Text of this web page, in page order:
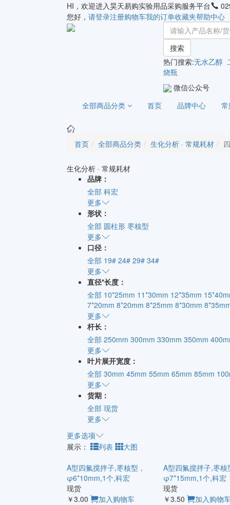
HI，欢迎进入昊天易购实验用品采购服务平台
您好， 请登录注册购物车我的订单收藏夹帮助中心
搜索
热门搜索:无水乙醇
烧瓶
微信公众号
全部商品分类
首页 品牌中心
首页 全部商品分类 生化分析 · 常规耗材
生化分析 · 常规耗材
品牌：
全部 科宏
更多
形状：
全部 圆柱形 枣核型
更多
口径：
全部 19# 24# 29# 34#
更多
直径*长度：
全部 10*25mm 11*30mm 12*35mm
7*20mm 8*20mm 8*25mm 8*30mm
更多
杆长：
全部 250mm 300mm 330mm 350mm
更多
叶片展开宽度：
全部 30mm 45mm 55mm 65mm 85mm
更多
货期：
全部 现货
更多
更多选项
展示：
列表 大图
A型四氟搅拌子,枣核型，
φ6*10mm,1个,科宏
现货
￥3.00
加入购物车
A型四氟搅拌子,枣核
φ7*15mm,1个,科宏
现货
￥3.50
加入购物